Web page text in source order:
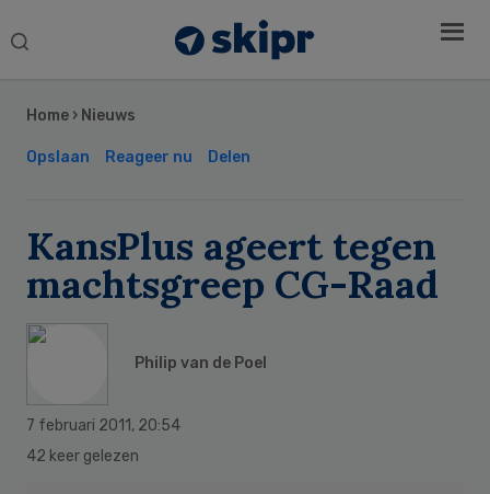
Search
Home › Nieuws
Opslaan Reageer nu Delen
KansPlus ageert tegen
machtsgreep CG-Raad
Philip van de Poel
7 februari 2011, 20:54
42 keer gelezen
Sidebar